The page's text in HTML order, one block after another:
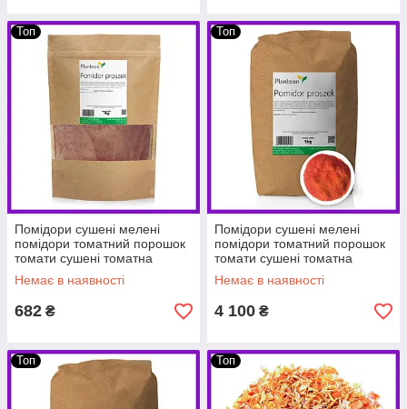
Топ
Помідори сушені мелені
помідори томатний порошок
томати сушені томатна
приправа 1 кг PL
Немає в наявності
682 ₴
Топ
Помідори сушені мелені
помідори томатний порошок
томати сушені томатна
приправа 5 кг PL
Немає в наявності
4 100 ₴
Топ Топ